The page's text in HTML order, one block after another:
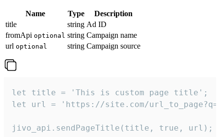
Name Type
Description
title
string Ad ID
fromApi optional string Campaign name
url optional string Campaign source
let title = 'This is custom page title';
let url = 'https://site.com/
jivo_api.sendPageTitle(title, true, url);